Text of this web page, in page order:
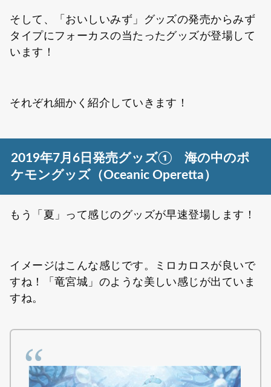
そして、「おいしいみず」グッズの発売からみず
タイプにフォーカスの当たったグッズが登場して
います！
それぞれ細かく紹介していきます！
2019年7月6日発売グッズ① 海の中のポ
ケモングッズ（Oceanic Operetta）
もう「夏」って感じのグッズが早速登場します！
イメージはこんな感じです。ミロカロスが良いで
すね！「竜宮城」のような美しい感じが出ていま
すね。